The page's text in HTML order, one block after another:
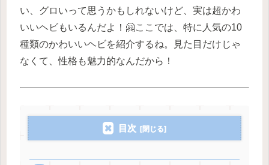
い、グロいって思うかもしれないけど、実は超かわ
いいヘビもいるんだよ！🤗ここでは、特に人気の10
種類のかわいいヘビを紹介するね。見た目だけじゃ
なくて、性格も魅力的なんだから！
目次